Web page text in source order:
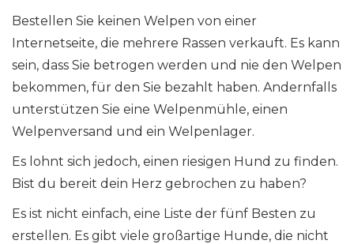
Bestellen Sie keinen Welpen von einer
Internetseite, die mehrere Rassen verkauft. Es kann
sein, dass Sie betrogen werden und nie den Welpen
bekommen, für den Sie bezahlt haben. Andernfalls
unterstützen Sie eine Welpenmühle, einen
Welpenversand und ein Welpenlager.
Es lohnt sich jedoch, einen riesigen Hund zu finden.
Bist du bereit dein Herz gebrochen zu haben?
Es ist nicht einfach, eine Liste der fünf Besten zu
erstellen. Es gibt viele großartige Hunde, die nicht